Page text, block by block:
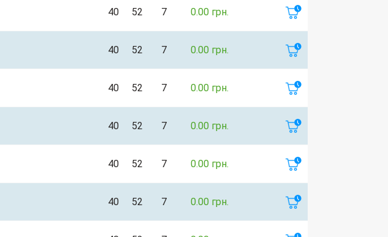
40 52 7 0.00 грн.
40 52 7 0.00 грн.
40 52 7 0.00 грн.
40 52 7 0.00 грн.
40 52 7 0.00 грн.
40 52 7 0.00 грн.